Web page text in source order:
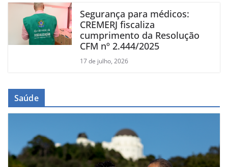
Segurança para médicos:
CREMERJ fiscaliza
cumprimento da Resolução
CFM nº 2.444/2025
17 de julho, 2026
Saúde